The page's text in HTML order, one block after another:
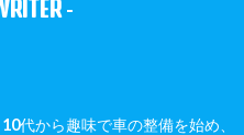
-
から趣味で車の整備を始め、